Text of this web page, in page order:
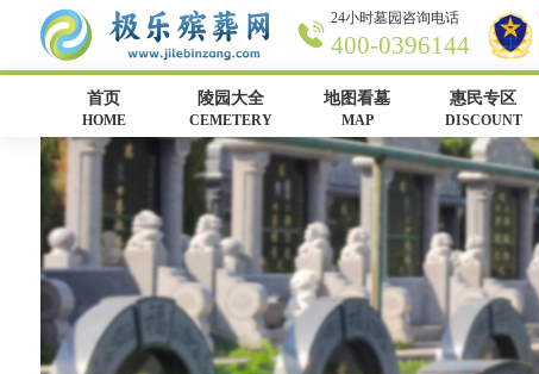
24小时墓园咨询电话
400-0396144
首页
HOME
陵园大全
CEMETERY
地图看墓
MAP
惠民专区
DISCOUNT